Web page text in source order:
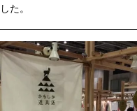
した。